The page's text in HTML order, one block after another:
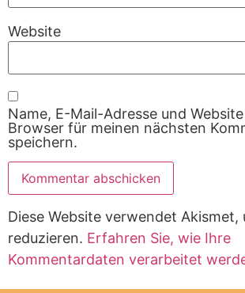
Website
Name, E-Mail-Adresse und
Browser für meinen nächsten
speichern.
Diese Website verwendet Akismet,
reduzieren. Erfahren Sie, wie Ihre
Kommentardaten verarbeitet